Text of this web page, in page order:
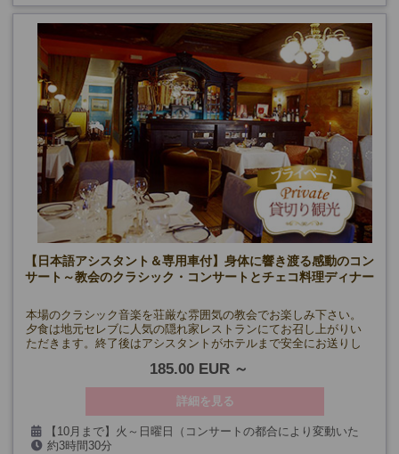
【日本語アシスタント＆専用車付】身体に響き渡る感動のコン
サート～教会のクラシック・コンサートとチェコ料理ディナー
本場のクラシック音楽を荘厳な雰囲気の教会でお楽しみ下さい。
夕食は地元セレブに人気の隠れ家レストランにてお召し上がりい
ただきます。終了後はアシスタントがホテルまで安全にお送りし
185.00 EUR
詳細を見る
【10月まで】火～日曜日（コンサートの都合により変動いた
します）
約3時間30分